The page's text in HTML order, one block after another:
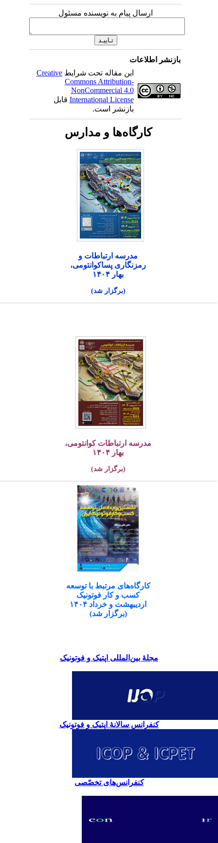
ارسال پیام به نویسنده مسئول
بازنشر اطلاعات
این مقاله تحت شرایطCreative
Commons Attribution-
NonCommercial 4.0
International Licenseقابل
بازنشر است.
کارگاه‌ها و مدارس
مدرسه ارتباطات و
رمزنگاری پساکوانتومی،
بهار ۱۴۰۴
(برگزار شد)
مدرسه ارتباطات کوانتومی،
بهار ۱۴۰۴
(برگزار شد)
کارگاه‌های مرتبط با توسعه
کسب و کار فوتونیک
اردیبهشت و خرداد ۱۴۰۴
(برگزار شد)
مجلۀ بین‌المللی اپتیک و فوتونیک
کنفرانس سالانۀ اپتیک و فوتونیک
کنفرانس‌های تخصّصی